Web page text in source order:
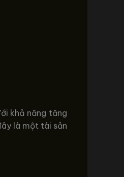
khả năng tăng
là một tài sản